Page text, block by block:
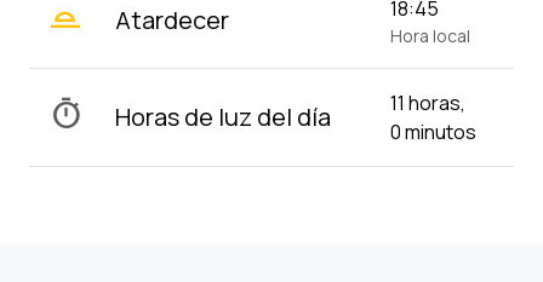
wb_twilight_2 Atardecer 18:45
Hora local
timer Horas de luz del día
11 horas,
0 minutos